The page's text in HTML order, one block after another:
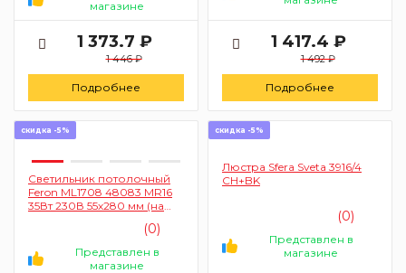
магазине
1 373.7 ₽
1 446 ₽
Подробнее
1 417.4 ₽
1 492 ₽
Подробнее
скидка -5%
Светильник потолочный
Feron ML1708 48083 MR16
35Вт 230В 55х280 мм (на
(0)
Представлен в
магазине
скидка -5%
Люстра Sfera Sveta 3916/4
CH+BK
(0)
Представлен в
магазине